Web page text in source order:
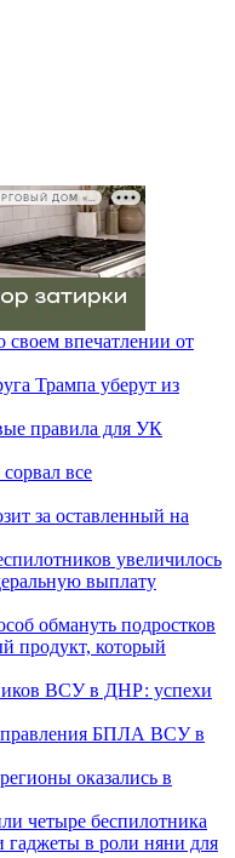
своем впечатлении от
Трампа уберут из
правила для УК
все
за оставленный на
увеличилось
выплату
обмануть подростков
продукт, который
ВСУ в ДНР: успехи
БПЛА ВСУ в
оказались в
четыре беспилотника
гаджеты в роли няни для